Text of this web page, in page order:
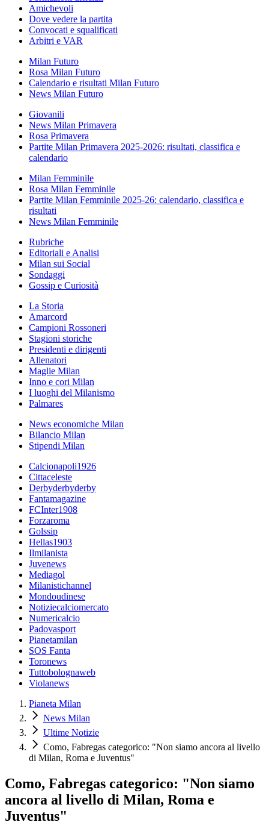
Amichevoli
Dove vedere la partita
Convocati e squalificati
Arbitri e VAR
Milan Futuro
Rosa Milan Futuro
Calendario e risultati Milan Futuro
News Milan Futuro
Giovanili
News Milan Primavera
Rosa Primavera
Partite Milan Primavera 2025-2026: risultati, classifica e
calendario
Milan Femminile
Rosa Milan Femminile
Partite Milan Femminile 2025-26: calendario, classifica e
risultati
News Milan Femminile
Rubriche
Editoriali e Analisi
Milan sui Social
Sondaggi
Gossip e Curiosità
La Storia
Amarcord
Campioni Rossoneri
Stagioni storiche
Presidenti e dirigenti
Allenatori
Maglie Milan
Inno e cori Milan
I luoghi del Milanismo
Palmares
News economiche Milan
Bilancio Milan
Stipendi Milan
Calcionapoli1926
Cittaceleste
Derbyderbyderby
Fantamagazine
FCInter1908
Forzaroma
Golssip
Hellas1903
Ilmilanista
Juvenews
Mediagol
Milanistichannel
Mondoudinese
Notiziecalciomercato
Numericalcio
Padovasport
Pianetamilan
SOS Fanta
Toronews
Tuttobolognaweb
Violanews
Pianeta Milan
News Milan
Ultime Notizie
Como, Fabregas categorico: "Non siamo ancora al livello
di Milan, Roma e Juventus"
Como, Fabregas categorico: "Non siamo
ancora al livello di Milan, Roma e
Juventus"